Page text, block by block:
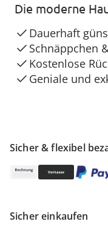
Sicher & flexibel
Sicher einkaufen
Die moderne
Dauerhaft
Schnäppchen
Kostenlose
Geniale und